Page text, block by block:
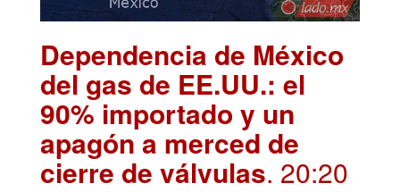
Dependencia de México
del gas de EE.UU.: el
90% importado y un
apagón a merced de
cierre de válvulas. 20:20